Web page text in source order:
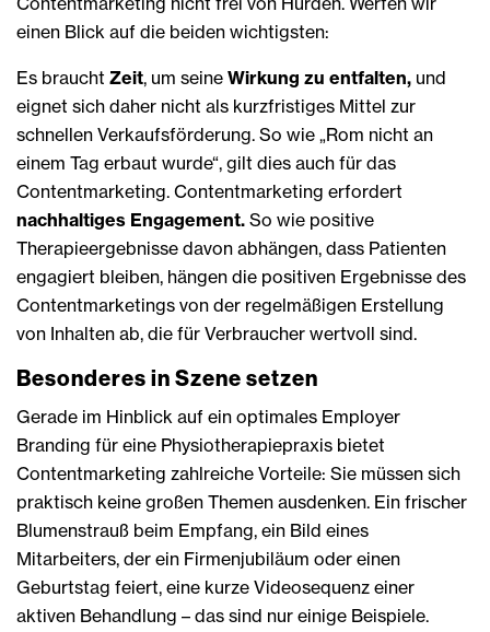
einen Blick auf die beiden wichtigsten:
Es braucht Zeit, um seine Wirkung zu entfalten, und
eignet sich daher nicht als kurzfristiges Mittel zur
schnellen Verkaufsförderung. So wie „Rom nicht an
einem Tag erbaut wurde“, gilt dies auch für das
Contentmarketing. Contentmarketing erfordert
nachhaltiges Engagement. So wie positive
Therapieergebnisse davon abhängen, dass Patienten
engagiert bleiben, hängen die positiven Ergebnisse des
Contentmarketings von der regelmäßigen Erstellung
von Inhalten ab, die für Verbraucher wertvoll sind.
Besonderes in Szene setzen
Gerade im Hinblick auf ein optimales Employer
Branding für eine Physiotherapiepraxis bietet
Contentmarketing zahlreiche Vorteile: Sie müssen sich
praktisch keine großen Themen ausdenken. Ein frischer
Blumenstrauß beim Empfang, ein Bild eines
Mitarbeiters, der ein Firmenjubiläum oder einen
Geburtstag feiert, eine kurze Videosequenz einer
aktiven Behandlung – das sind nur einige Beispiele.